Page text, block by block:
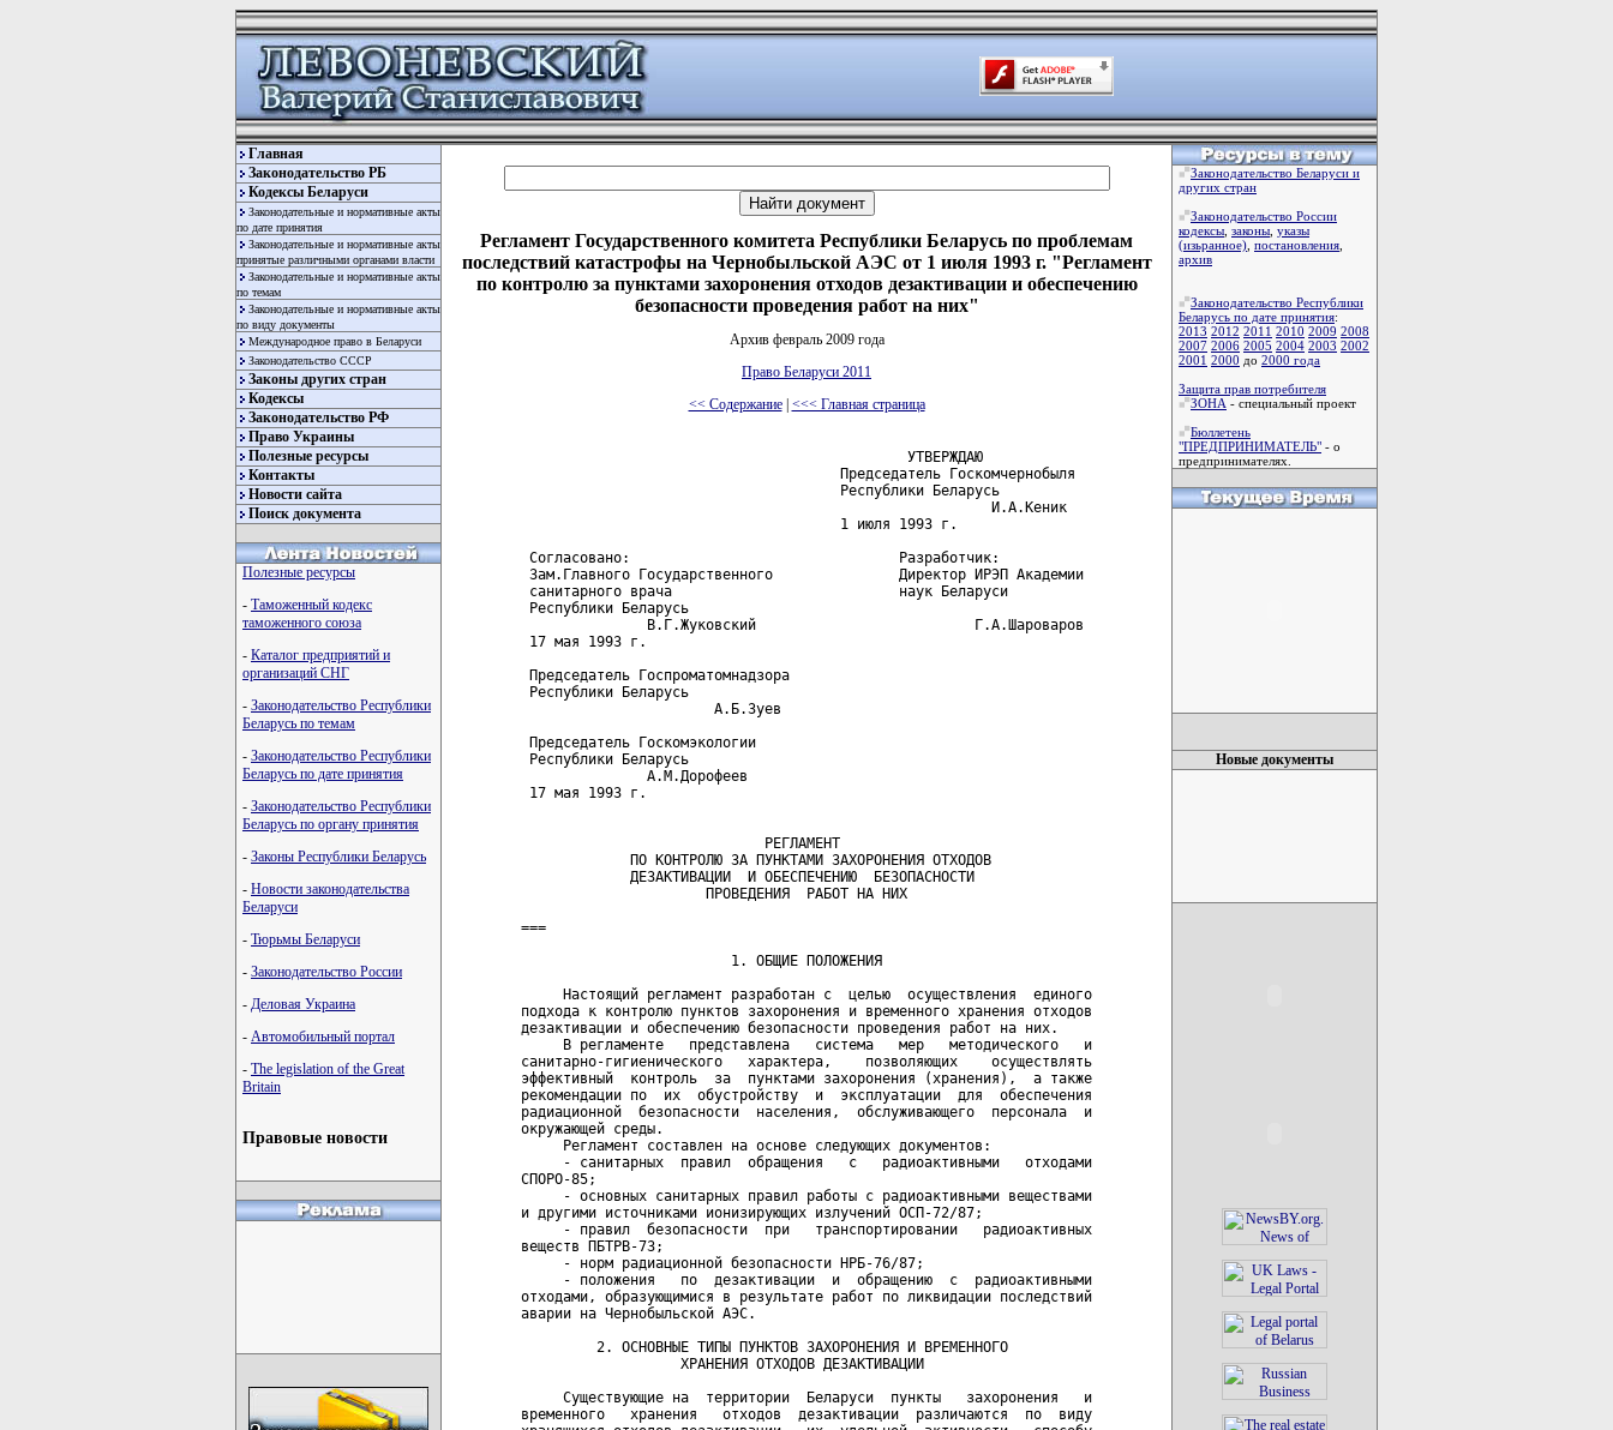
Главная
Законодательство РБ
Кодексы Беларуси
Законодательные и нормативные акты
по дате принятия
Законодательные и нормативные акты
принятые различными органами власти
Законодательные и нормативные акты
по темам
Законодательные и нормативные акты
по виду документы
Международное право в Беларуси
Законодательство СССР
Законы других стран
Кодексы
Законодательство РФ
Право Украины
Полезные ресурсы
Контакты
Новости сайта
Поиск документа
Полезные ресурсы
- Таможенный кодекс
таможенного союза
- Каталог предприятий и
организаций СНГ
- Законодательство Республики
Беларусь по темам
- Законодательство Республики
Беларусь по дате принятия
- Законодательство Республики
Беларусь по органу принятия
- Законы Республики Беларусь
- Новости законодательства
Беларуси
- Тюрьмы Беларуси
- Законодательство России
- Деловая Украина
- Автомобильный портал
- The legislation of the Great
Britain
Правовые новости
Регламент Государственного комитета Республики Беларусь по проблемам
последствий катастрофы на Чернобыльской АЭС от 1 июля 1993 г. "Регламент
по контролю за пунктами захоронения отходов дезактивации и обеспечению
безопасности проведения работ на них"
Архив февраль 2009 года
Право Беларуси 2011
<< Содержание| <<< Главная страница
Законодательство Беларуси и
других стран
Законодательство России
кодексы законы указы
(изьранное) постановления
архив
Законодательство Республики
Беларусь по дате принятия:
2013 2012 2011 2010 2009 2008
2007 2006 2005 2004 2003 2002
2001 2000 до 2000 года
Защита прав потребителя
ЗОНА - специальный проект
Бюллетень
"ПРЕДПРИНИМАТЕЛЬ" - о
предпринимателях.
Новые документы